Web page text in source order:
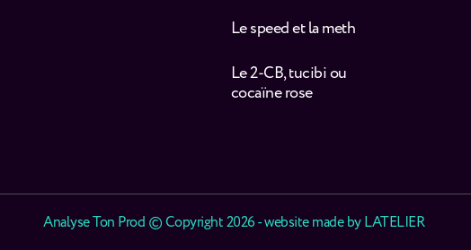
Le speed et la meth
Le 2-CB, tucibi ou
cocaïne rose
Analyse Ton Prod © Copyright 2026 - website made byLATELIER